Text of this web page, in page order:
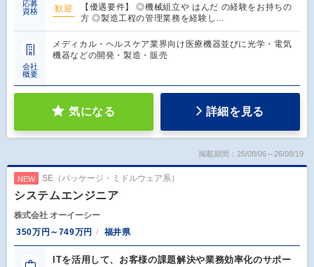
応募
資格
歓迎
【優遇要件】 ◎機械組立や はんだ の経験をお持ちの
方 ◎製造工程の管理業務を経験し…
会社
概要
メディカル・ヘルスケア業界向け医療機器並びに光学・電気
機器などの開発・製造・販売
気になる 詳細を見る
掲載期間：26/08/06～26/08/19
NEW SE（パッケージ・ミドルウェア系）
システムエンジニア
株式会社 オーイーシー
350万円～749万円
福井県
ITを活用して、お客様の課題解決や業務効率化のサポー